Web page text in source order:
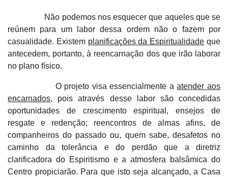
Não podemos nos esquecer que aqueles que se
reúnem para um labor dessa ordem não o fazem por
casualidade. Existem planificações da Espiritualidade que
antecedem, portanto, à reencarnação dos que irão laborar
no plano físico.
O projeto visa essencialmente aatender aos
encarnados, pois através desse labor são concedidas
oportunidades de crescimento espiritual, ensejos de
resgate e redenção; reencontros de almas afins, de
companheiros do passado ou, quem sabe, desafetos no
caminho da tolerância e do perdão que a diretriz
clarificadora do Espiritismo e a atmosfera balsâmica do
Centro propiciarão. Para que isto seja alcançado, a Casa